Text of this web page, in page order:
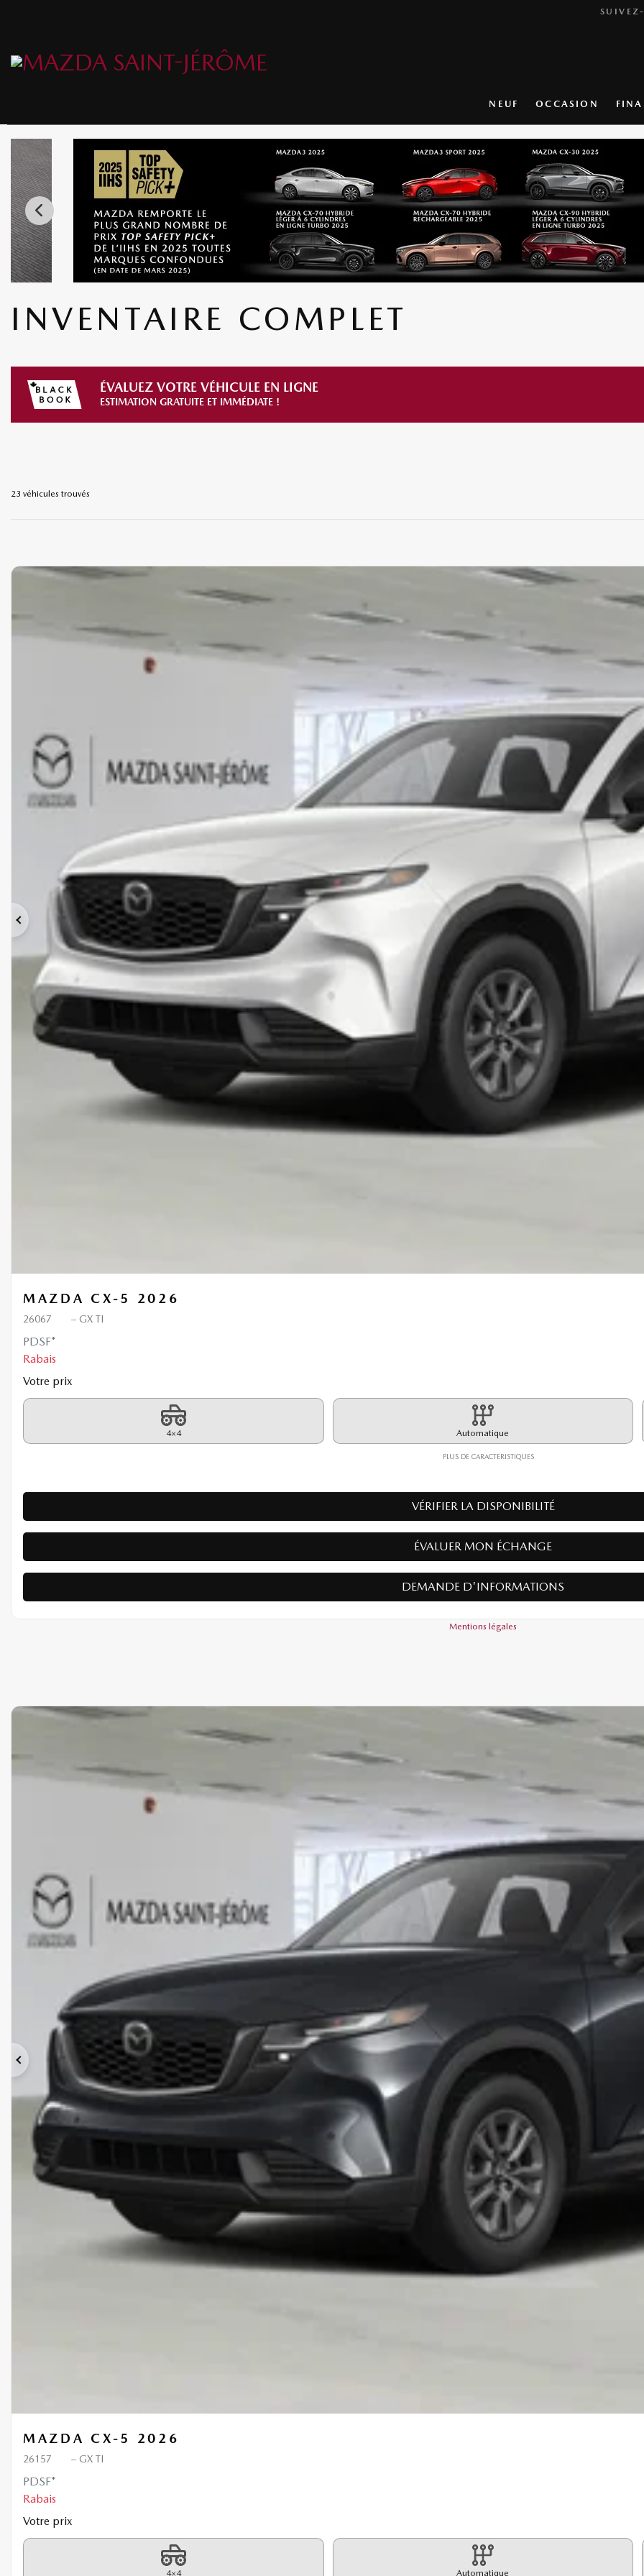
NEUF OCCASION
INVENTAIRE COMPLET
ÉVALUEZ VOTRE VÉHICULE EN LIGNE
ESTIMATION GRATUITE ET IMMÉDIATE !
23 véhicules trouvés
Précédent
MAZDA CX-5 2026
26067 – GX TI
PDSF*
Rabais
Votre prix
4×4 Automatique
PLUS DE CARACTÉRISTIQUES
VÉRIFIER LA DISPONIBILITÉ
ÉVALUER MON ÉCHANGE
DEMANDE D'INFORMATIONS
Mentions légales
Précédent
MAZDA CX-5 2026
26157 – GX TI
PDSF*
Rabais
Votre prix
4×4 Automatique